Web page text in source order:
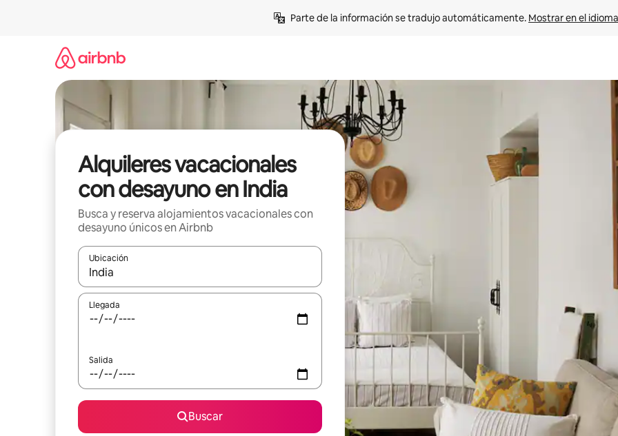
Parte de la información se tradujo automáticamente. Mostrar en el
Alquileres vacacionales
con desayuno en India
Busca y reserva alojamientos vacacionales con
desayuno únicos en Airbnb
Ubicación
Cuando los resultados estén disponibles, navega con las teclas de flecha hacia arriba y hacia abajo o explora con el
Llegada
Salida
Buscar